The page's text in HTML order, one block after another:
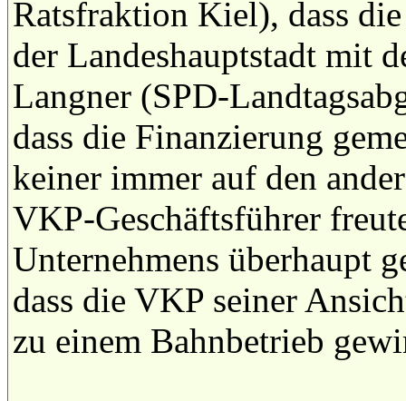
Ratsfraktion Kiel), dass
der Landeshauptstadt mit
Langner (SPD-
dass die Finanzierung
keiner immer auf den
VKP-Geschäftsführer
Unternehmens überhaupt
dass die VKP seiner
zu einem Bahnbetrieb